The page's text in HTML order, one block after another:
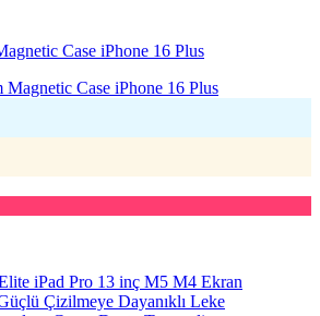
Case iPhone 16 Plus